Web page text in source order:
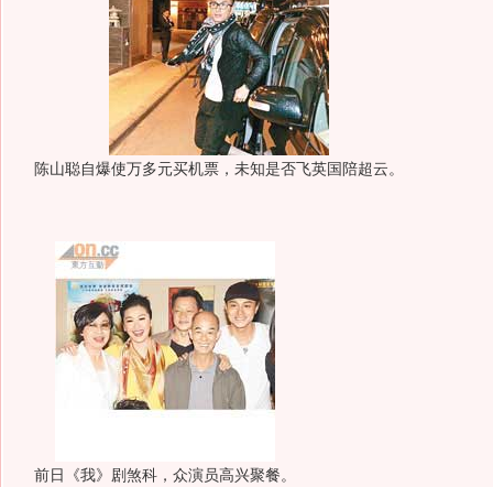
陈山聪自爆使万多元买机票，未知是否飞英国陪超云。
前日《我》剧煞科，众演员高兴聚餐。